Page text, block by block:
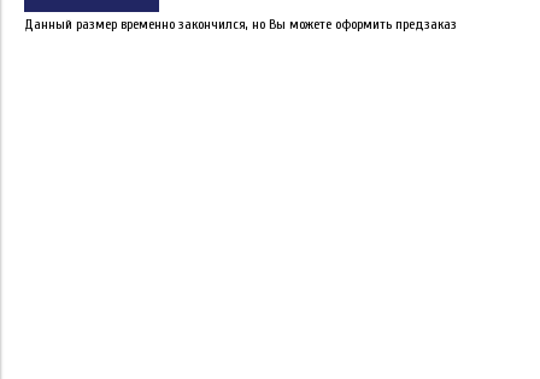
Данный размер временно закончился, но Вы можете оформить предзаказ